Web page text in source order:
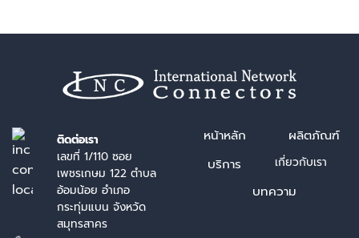
ติดต่อเรา
เลขที่ 1/110 ซอย
เพชรเกษม 122 ตำบล
อ้อมน้อย อำเภอ
กระทุ่มแบน จังหวัด
สมุทรสาคร
หน้าหลัก
ผลิตภัณฑ์
บริการ
เกี่ยวกับเรา
บทความ